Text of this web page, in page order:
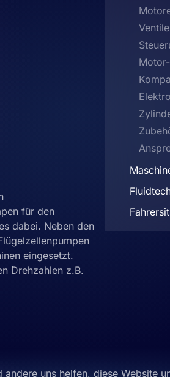
für den
dabei. Neben den
eingesetzt.
Drehzahlen z.B.
Ventile
uns helfen, diese Website